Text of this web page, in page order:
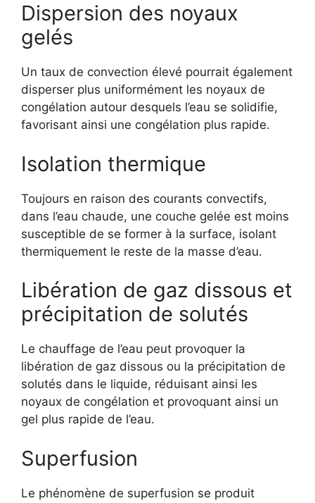
Dispersion des noyaux
gelés
Un taux de convection élevé pourrait également
disperser plus uniformément les noyaux de
congélation autour desquels l’eau se solidifie,
favorisant ainsi une congélation plus rapide.
Isolation thermique
Toujours en raison des courants convectifs,
dans l’eau chaude, une couche gelée est moins
susceptible de se former à la surface, isolant
thermiquement le reste de la masse d’eau.
Libération de gaz dissous et
précipitation de solutés
Le chauffage de l’eau peut provoquer la
libération de gaz dissous ou la précipitation de
solutés dans le liquide, réduisant ainsi les
noyaux de congélation et provoquant ainsi un
gel plus rapide de l’eau.
Superfusion
Le phénomène de superfusion se produit